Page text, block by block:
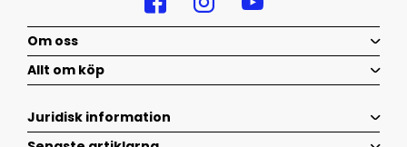
Om oss
Allt om köp
Juridisk information